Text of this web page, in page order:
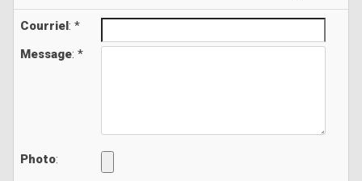
Courriel: *
Message: *
Photo: